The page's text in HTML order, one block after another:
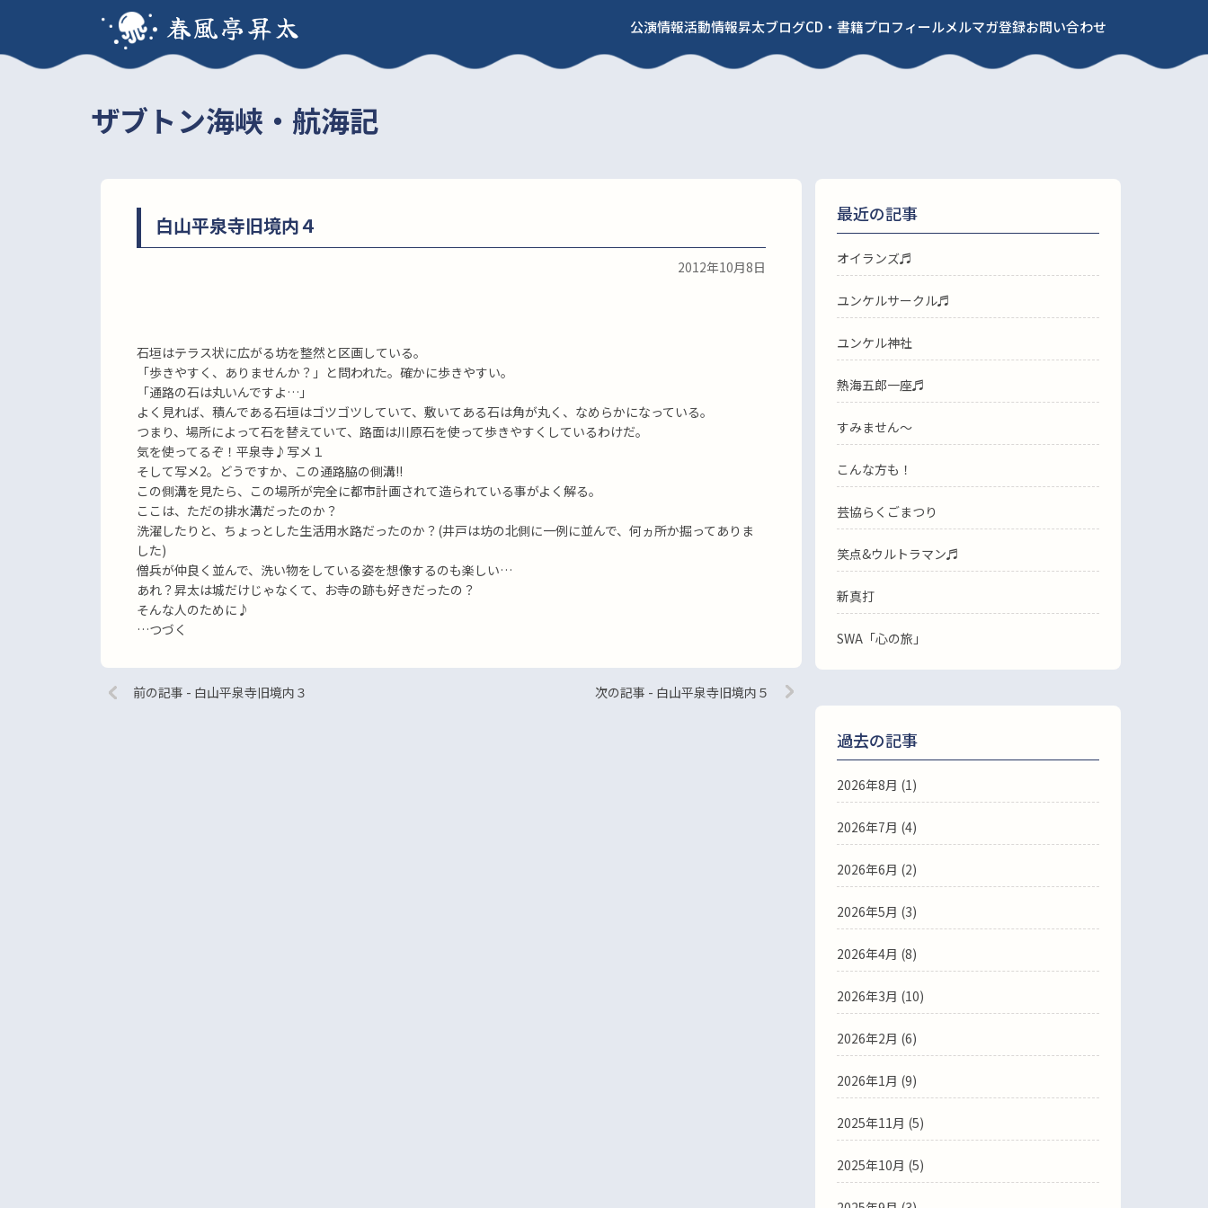
春風亭昇太 公演情報活動情報昇太ブログCD・書籍プロフィールメルマガ登録お問い合わせ
ザブトン海峡・航海記
白山平泉寺旧境内４
2012年10月8日
石垣はテラス状に広がる坊を整然と区画している。
「歩きやすく、ありませんか？」と問われた。確かに歩きやすい。
「通路の石は丸いんですよ…」
よく見れば、積んである石垣はゴツゴツしていて、敷いてある石は角が丸く、なめらかになっている。
つまり、場所によって石を替えていて、路面は川原石を使って歩きやすくしているわけだ。
気を使ってるぞ！平泉寺♪写メ１
そして写メ2。どうですか、この通路脇の側溝!!
この側溝を見たら、この場所が完全に都市計画されて造られている事がよく解る。
ここは、ただの排水溝だったのか？
洗濯したりと、ちょっとした生活用水路だったのか？(井戸は坊の北側に一例に並んで、何ヵ所か掘ってありま
した)
僧兵が仲良く並んで、洗い物をしている姿を想像するのも楽しい…
あれ？昇太は城だけじゃなくて、お寺の跡も好きだったの？
そんな人のために♪
…つづく
前の記事 - 白山平泉寺旧境内３ 次の記事 - 白山平泉寺旧境内５
最近の記事
オイランズ♬
ユンケルサークル♬
ユンケル神社
熱海五郎一座♬
すみません〜
こんな方も！
芸協らくごまつり
笑点&ウルトラマン♬
新真打
SWA「心の旅」
過去の記事
2026年8月 (1)
2026年7月 (4)
2026年6月 (2)
2026年5月 (3)
2026年4月 (8)
2026年3月 (10)
2026年2月 (6)
2026年1月 (9)
2025年11月 (5)
2025年10月 (5)